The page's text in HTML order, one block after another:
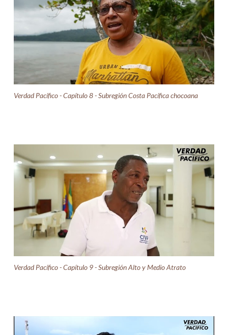
Verdad Pacífico - Capítulo 8 - Subregión Costa Pacífica chocoana
Verdad Pacífico - Capítulo 9 - Subregión Alto y Medio Atrato